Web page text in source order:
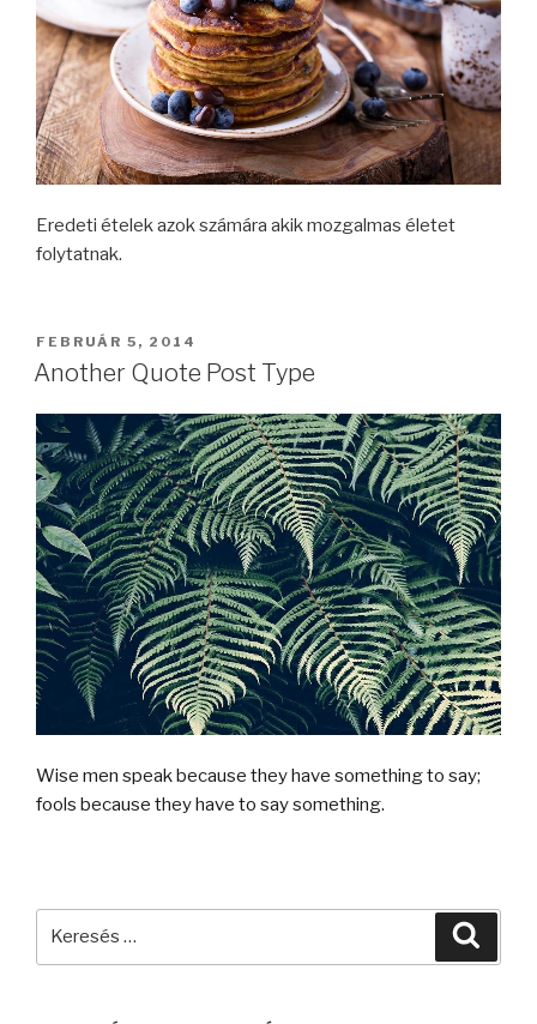
Eredeti ételek azok számára akik mozgalmas életet
folytatnak.
BEKÜLDVE:
FEBRUÁR 5, 2014
Another Quote Post Type
Wise men speak because they have something to say;
fools because they have to say something.